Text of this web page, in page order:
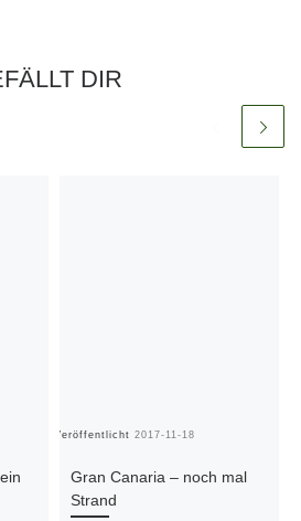
DIR
Veröffentlicht2017-11-18
Gran Canaria – noch mal
Strand